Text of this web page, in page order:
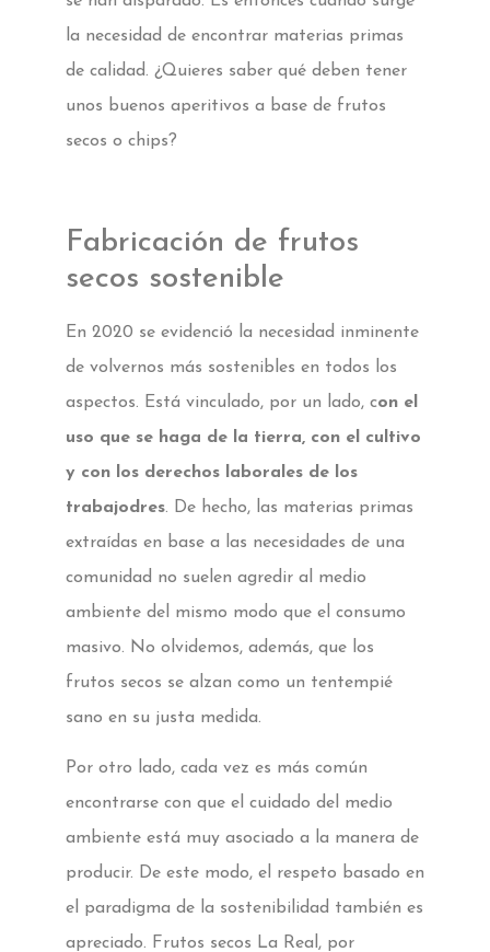
la necesidad de encontrar materias primas
de calidad. ¿Quieres saber qué deben tener
unos buenos aperitivos a base de frutos
secos o chips?
Fabricación de frutos
secos sostenible
En 2020 se evidenció la necesidad inminente
de volvernos más sostenibles en todos los
aspectos. Está vinculado, por un lado, con el
uso que se haga de la tierra, con el cultivo
y con los derechos laborales de los
trabajodres. De hecho, las materias primas
extraídas en base a las necesidades de una
comunidad no suelen agredir al medio
ambiente del mismo modo que el consumo
masivo. No olvidemos, además, que los
frutos secos se alzan como un tentempié
sano en su justa medida.
Por otro lado, cada vez es más común
encontrarse con que el cuidado del medio
ambiente está muy asociado a la manera de
producir. De este modo, el respeto basado en
el paradigma de la sostenibilidad también es
apreciado. Frutos secos La Real, por